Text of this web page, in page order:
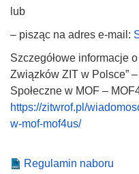
lub
– pisząc na adres e-mail:
Szczegółowe informacje
Związków ZIT w Polsce” –
Społeczne w MOF –
https://zitwrof.pl/
w-mof-mof4us/
Regulamin naboru